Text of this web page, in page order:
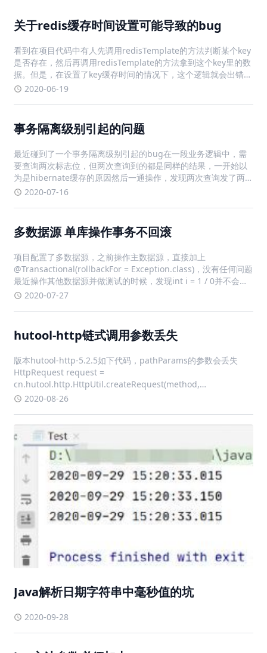
关于redis缓存时间设置可能导致的bug
看到在项目代码中有人先调用redisTemplate的方法判断某个key
是否存在，然后再调用redisTemplate的方法拿到这个key里的数
据。但是，在设置了key缓存时间的情况下，这个逻辑就会出错。
比如第一步这个key存在，但是紧接着key过期了，后面就会拿不
2020-06-19
事务隔离级别引起的问题
最近碰到了一个事务隔离级别引起的bug在一段业务逻辑中，需
要查询两次标志位，但两次查询到的都是同样的结果，一开始以
为是hibernate缓存的原因然后一通操作，发现两次查询发了两
次sql，于是排除hibernate最后怀疑是隔离级别的问题，在手动
2020-07-16
多数据源 单库操作事务不回滚
项目配置了多数据源，之前操作主数据源，直接加上
@Transactional(rollbackFor = Exception.class)，没有任何问题
最近操作其他数据源并做测试的时候，发现int i = 1 / 0并不会回
滚，各种排查，从数据库引擎到注解@Transactional使用规范和
2020-07-27
hutool-http链式调用参数丢失
版本hutool-http-5.2.5如下代码，pathParams的参数会丢失
HttpRequest request =
cn.hutool.http.HttpUtil.createRequest(method,
url).timeout(TIMEOUT) .
2020-08-26
Java解析日期字符串中毫秒值的坑
2020-09-28